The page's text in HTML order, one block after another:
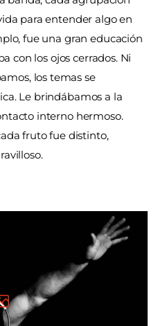
para entender algo en
fue una gran educación
con los ojos cerrados. Ni
los temas se
Le brindábamos a la
interno hermoso.
fruto fue distinto,